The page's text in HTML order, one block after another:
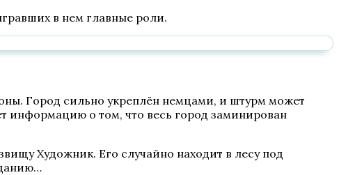
в нем главные роли.
Город сильно укреплён немцами, и штурм может
информацию о том, что весь город заминирован
Художник. Его случайно находит в лесу под